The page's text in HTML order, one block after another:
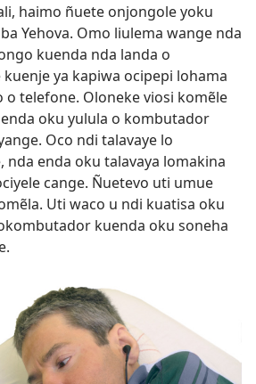
haimo ñuete onjongole yoku
Yehova. Omo liulema wange nda
kuenda nda landa o
ya kapiwa ocipepi lohama
o telefone. Oloneke viosi komẽle
oku yulula o kombutador
Oco ndi talavaye lo
enda oku talavaya lomakina
cange. Ñuetevo uti umue
Uti waco u ndi kuatisa oku
kuenda oku soneha